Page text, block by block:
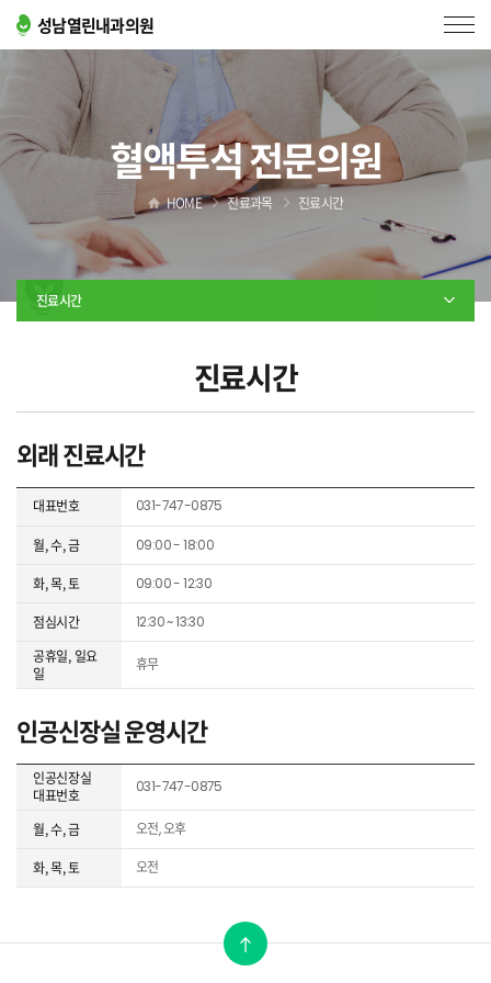
성남열린내과의원
혈액투석 전문의원
HOME 진료과목 진료시간
진료시간
진료시간
외래 진료시간
대표번호 031-747-0875
월, 수, 금 09:00 - 18:00
화, 목, 토 09:00 - 12:30
점심시간 12:30 ~ 13:30
공휴일, 일요
일
휴무
인공신장실 운영시간
인공신장실
대표번호
031-747-0875
월, 수, 금 오전, 오후
화, 목, 토 오전